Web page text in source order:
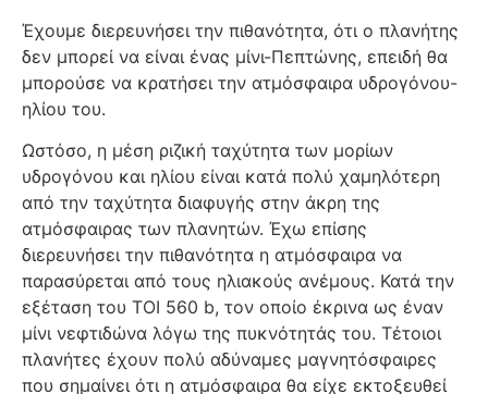
Έχουμε διερευνήσει την πιθανότητα, ότι ο πλανήτης
δεν μπορεί να είναι ένας μίνι-Πεπτώνης, επειδή θα
μπορούσε να κρατήσει την ατμόσφαιρα υδρογόνου-
ηλίου του.
Ωστόσο, η μέση ριζική ταχύτητα των μορίων
υδρογόνου και ηλίου είναι κατά πολύ χαμηλότερη
από την ταχύτητα διαφυγής στην άκρη της
ατμόσφαιρας των πλανητών. Έχω επίσης
διερευνήσει την πιθανότητα η ατμόσφαιρα να
παρασύρεται από τους ηλιακούς ανέμους. Κατά την
εξέταση του TOI 560 b, τον οποίο έκρινα ως έναν
μίνι νεφτιδώνα λόγω της πυκνότητάς του. Τέτοιοι
πλανήτες έχουν πολύ αδύναμες μαγνητόσφαιρες
που σημαίνει ότι η ατμόσφαιρα θα είχε εκτοξευθεί